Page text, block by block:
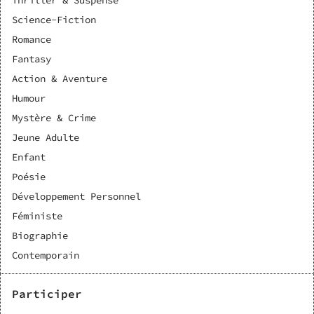
Science-Fiction
Romance
Fantasy
Action & Aventure
Humour
Mystère & Crime
Jeune Adulte
Enfant
Poésie
Développement Personnel
Féministe
Biographie
Contemporain
Participer